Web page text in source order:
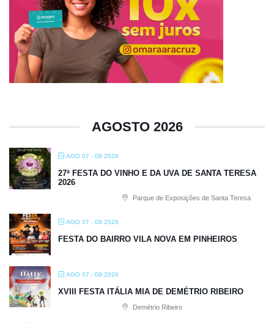
AGOSTO 2026
AGO 07 - 09 2026
27ª FESTA DO VINHO E DA UVA DE SANTA TERESA
2026
Parque de Exposições de Santa Teresa
AGO 07 - 08 2026
FESTA DO BAIRRO VILA NOVA EM PINHEIROS
AGO 07 - 09 2026
XVIII FESTA ITÁLIA MIA DE DEMÉTRIO RIBEIRO
Demétrio Ribeiro